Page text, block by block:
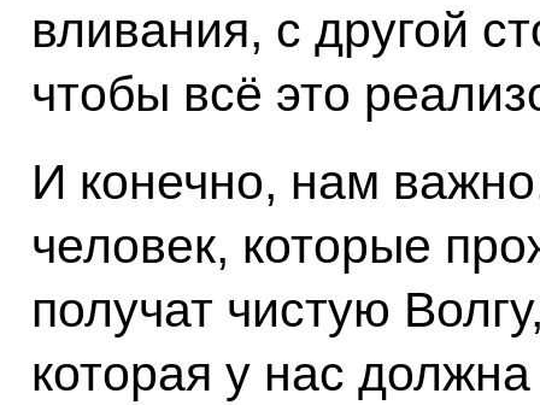
вливания, с другой
чтобы всё это
И конечно, нам
человек, которые
получат чистую
которая у нас